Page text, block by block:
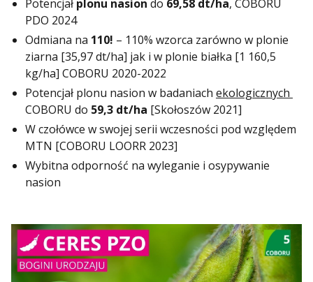
Potencjał plonu nasion do 69,58 dt/ha, COBORU
PDO 2024
Odmiana na 110! – 110% wzorca zarówno w plonie
ziarna [35,97 dt/ha] jak i w plonie białka [1 160,5
kg/ha] COBORU 2020-2022
Potencjał plonu nasion w badaniach ekologicznych
COBORU do 59,3 dt/ha [Skołoszów 2021]
W czołówce w swojej serii wczesności pod względem
MTN [COBORU LOORR 2023]
Wybitna odporność na wyleganie i osypywanie
nasion